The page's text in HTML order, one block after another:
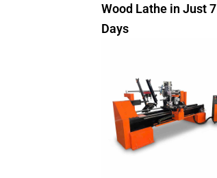
Wood Lathe in Just 7
Days